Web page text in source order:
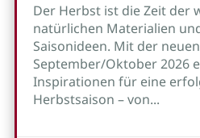
Der Herbst ist die Zeit der
natürlichen Materialien
Saisonideen. Mit der neuen
September/Oktober 2026
Inspirationen für eine
Herbstsaison – von...